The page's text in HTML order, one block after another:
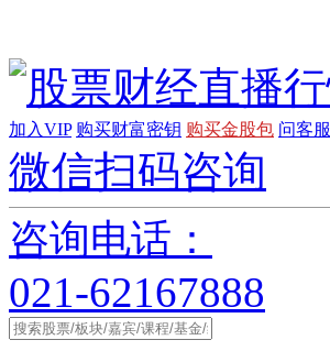
加入VIP 购买财富密钥 购买金股包 问客服
微信扫码咨询
咨询电话：
021-62167888